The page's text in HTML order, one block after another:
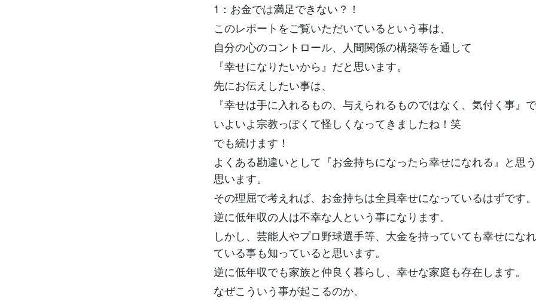
1：お金では満足できない？！
このレポートをご覧いただいているという事は、
自分の心のコントロール、人間関係の構築等を通して
『幸せになりたいから』だと思います。
先にお伝えしたい事は、
『幸せは手に入れるもの、与えられるものではなく、気付く事』で
いよいよ宗教っぽくて怪しくなってきましたね！笑
でも続けます！
よくある勘違いとして『お金持ちになったら幸せになれる』と思
思います。
その理屈で考えれば、お金持ちは全員幸せになっているはずです。
逆に低年収の人は不幸な人という事になります。
しかし、芸能人やプロ野球選手等、大金を持っていても幸せにな
ている事も知っていると思います。
逆に低年収でも家族と仲良く暮らし、幸せな家庭も存在します。
なぜこういう事が起こるのか。